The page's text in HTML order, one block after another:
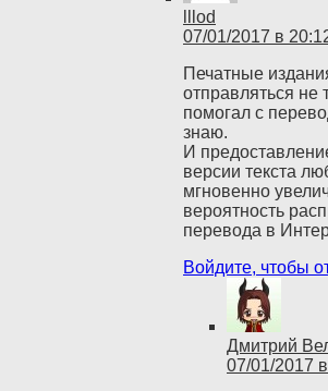
lllod
07/01/2017 в
Печатные
отправляться не
помогал с
знаю.
И
версии текста
мгновенно
вероятность
перевода в
Войдите, чтобы
Дмитрий
07/01/2017